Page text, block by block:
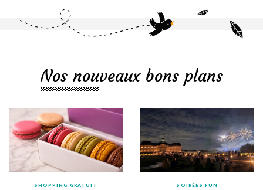
Nos nouveaux bons plans
SHOPPING GRATUIT SOIRÉES FUN